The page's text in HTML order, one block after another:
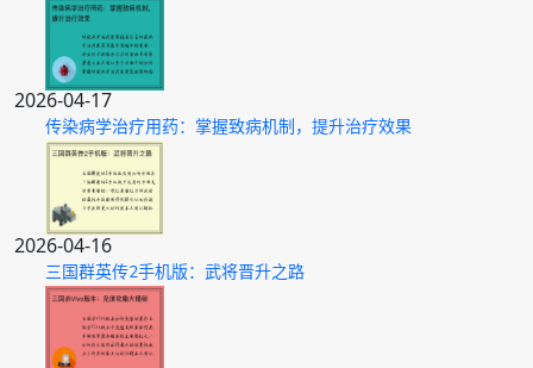
2026-04-17
传染病学治疗用药：掌握致病机制，提升治疗效果
2026-04-16
三国群英传2手机版：武将晋升之路